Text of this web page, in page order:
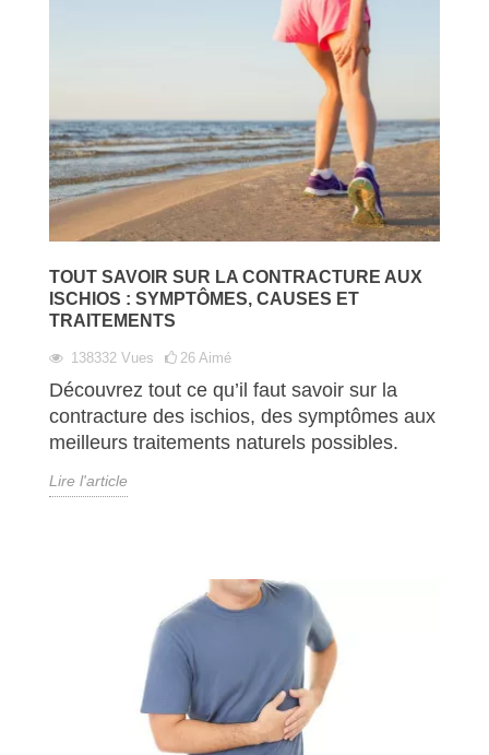
TOUT SAVOIR SUR LA CONTRACTURE AUX
ISCHIOS : SYMPTÔMES, CAUSES ET
TRAITEMENTS
138332 Vues 26 Aimé
Découvrez tout ce qu’il faut savoir sur la
contracture des ischios, des symptômes aux
meilleurs traitements naturels possibles.
Lire l'article